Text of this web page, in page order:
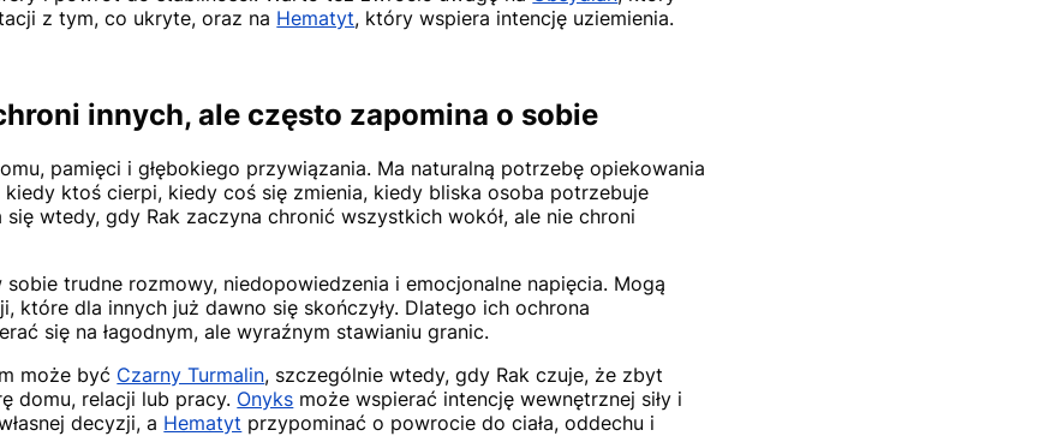
z tym, co ukryte, oraz na Hematyt, który wspiera intencję uziemienia.
innych, ale często zapomina o sobie
pamięci i głębokiego przywiązania. Ma naturalną potrzebę opiekowania
ktoś cierpi, kiedy coś się zmienia, kiedy bliska osoba potrzebuje
wtedy, gdy Rak zaczyna chronić wszystkich wokół, ale nie chroni
sobie trudne rozmowy, niedopowiedzenia i emocjonalne napięcia. Mogą
które dla innych już dawno się skończyły. Dlatego ich ochrona
się na łagodnym, ale wyraźnym stawianiu granic.
może być Czarny Turmalin, szczególnie wtedy, gdy Rak czuje, że zbyt
domu, relacji lub pracy. Onyks może wspierać intencję wewnętrznej siły i
decyzji, a Hematyt przypominać o powrocie do ciała, oddechu i